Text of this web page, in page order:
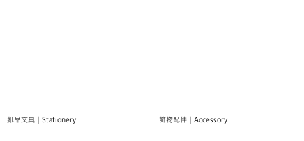
紙品文具｜Stationery 飾物配件｜Accessory